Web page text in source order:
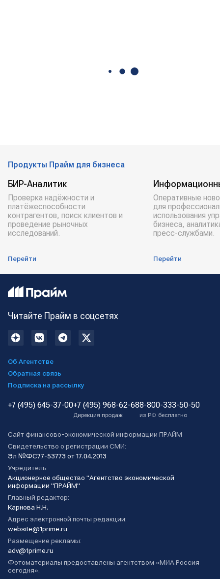
Продукты Прайм для бизнеса
БИР-Аналитик
Проверка надёжности и
платёжеспособности
контрагентов, поиск клиентов и
проведение рыночных
исследований.
Перейти
Оперативные
для
использования
бизнеса,
пресс-службами.
Перейти
Читайте Прайм в соцсетях
Об Агентстве
Обратная связь
Подписка на рассылку
+7 (495) 645-37-00+7 (495) 968-62-68
Дирекция продаж
8-800-333-50-50
из РФ бесплатно
Сайт финансово-экономической информации ПРАЙМ
Свидетельство о регистрации СМИ:
Эл №ФС77-53773 от 17.04.2013
Учредитель:
Акционерное общество "Агентство экономической
информации "ПРАЙМ"
Главный редактор:
Карнова Н.Н.
Адрес электронной почты редакции:
website@1prime.ru
Размещение рекламы:
adv@1prime.ru
Фотоматериалы предоставлены агентством «МИА Россия
сегодня».